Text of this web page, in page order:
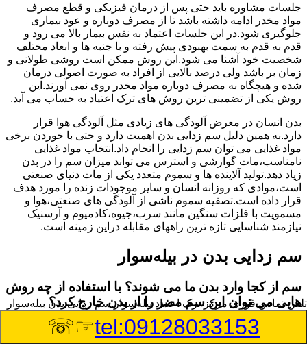
جلسات مشاوره باید حتی پس از درمان فیزیکی و قطع مصرف
مواد مخدر ادامه داشته باشد تا از مصرف دوباره و عود بیماری
جلوگیری شود.در این جلسات اعتماد به نفس بیمار بالا می رود و
قدم به قدم به سمت بهبودی پیش رفته و با جنبه ها و ابعاد مختلف
شخصیت خود آشنا می شود.این روش ممکن است روشی طولانی و
زمان بر باشد ولی درصد بالایی از افراد به صورت اصولی درمان
شده و هیچگاه به مصرف دوباره مواد مخدر روی نمی آورند.این
روش یکی از تضمینی ترین روش های ترک اعتیاد به حساب می آید.
بدن انسان در معرض آلودگی های زیادی مثل آلودگی هوا قرار
دارد.به همین دلیل سم زدایی بدن اهمیت دارد و حتی با خوردن برخی
مواد غذایی می توان سم زدایی را انجام داد.انتخاب مواد غذایی
نامناسب،مات گوارشی و استرس می تواند میزان سم را در بدن
زیاد دهد.تولید آلاینده ها و سموم متعدد یکی از مات دنیای صنعتی
است،موادی که روزانه انسان و سایر موجودات زنده را مورد هدف
قرار داده است.تصفیه سموم ناشی از آلودگی های صنعتی،هوا و
مسمویت با فلزات سنگین مانند سرب،جیوه،کادمیوم و آرسنیک
نیازمند شناسایی تازه ترین راههای مقابله دراین زمینه است.
سم زدایی بدن در بیله‌سوار
سم از کجا وارد بدن ما می شوند؟ با استفاده از چه روش
هایی می توان این سم مضر را از بدن خارج کرد؟
بطور کلی سم موجود در بدن به دو گروه عمده تقسیم می
تلفن تماس فوریمرکز ترک اعتیاد بیله‌سوار,سم زدایی بدن بیله‌سوار
tel:09128033153
☞☏